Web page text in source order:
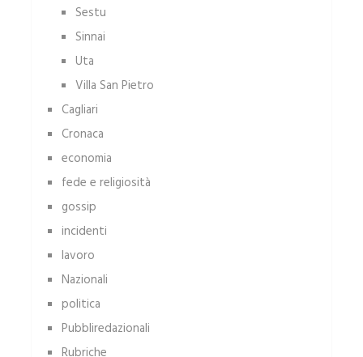
Sestu
Sinnai
Uta
Villa San Pietro
Cagliari
Cronaca
economia
fede e religiosità
gossip
incidenti
lavoro
Nazionali
politica
Pubbliredazionali